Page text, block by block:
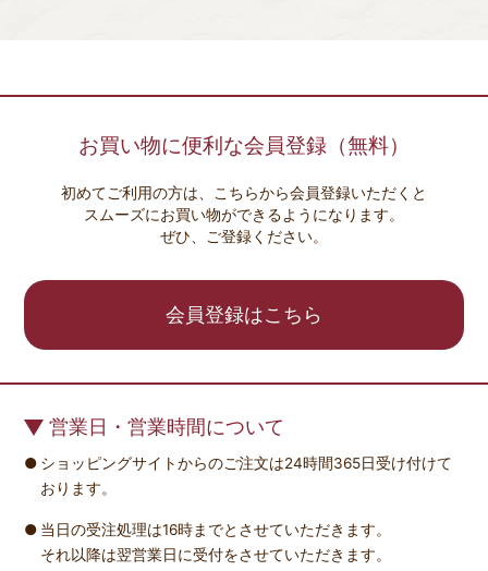
お買い物に便利な会員登録（無料）
初めてご利用の方は、こちらから会員登録いただくと
スムーズにお買い物ができるようになります。
ぜひ、ご登録ください。
会員登録はこちら
営業日・営業時間について
ショッピングサイトからのご注文は24時間365日受け付けて
おります。
当日の受注処理は16時までとさせていただきます。
それ以降は翌営業日に受付をさせていただきます。